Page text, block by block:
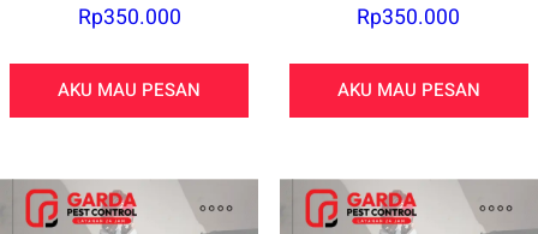
Rp350.000
AKU MAU PESAN
Rp350.000
AKU MAU PESAN